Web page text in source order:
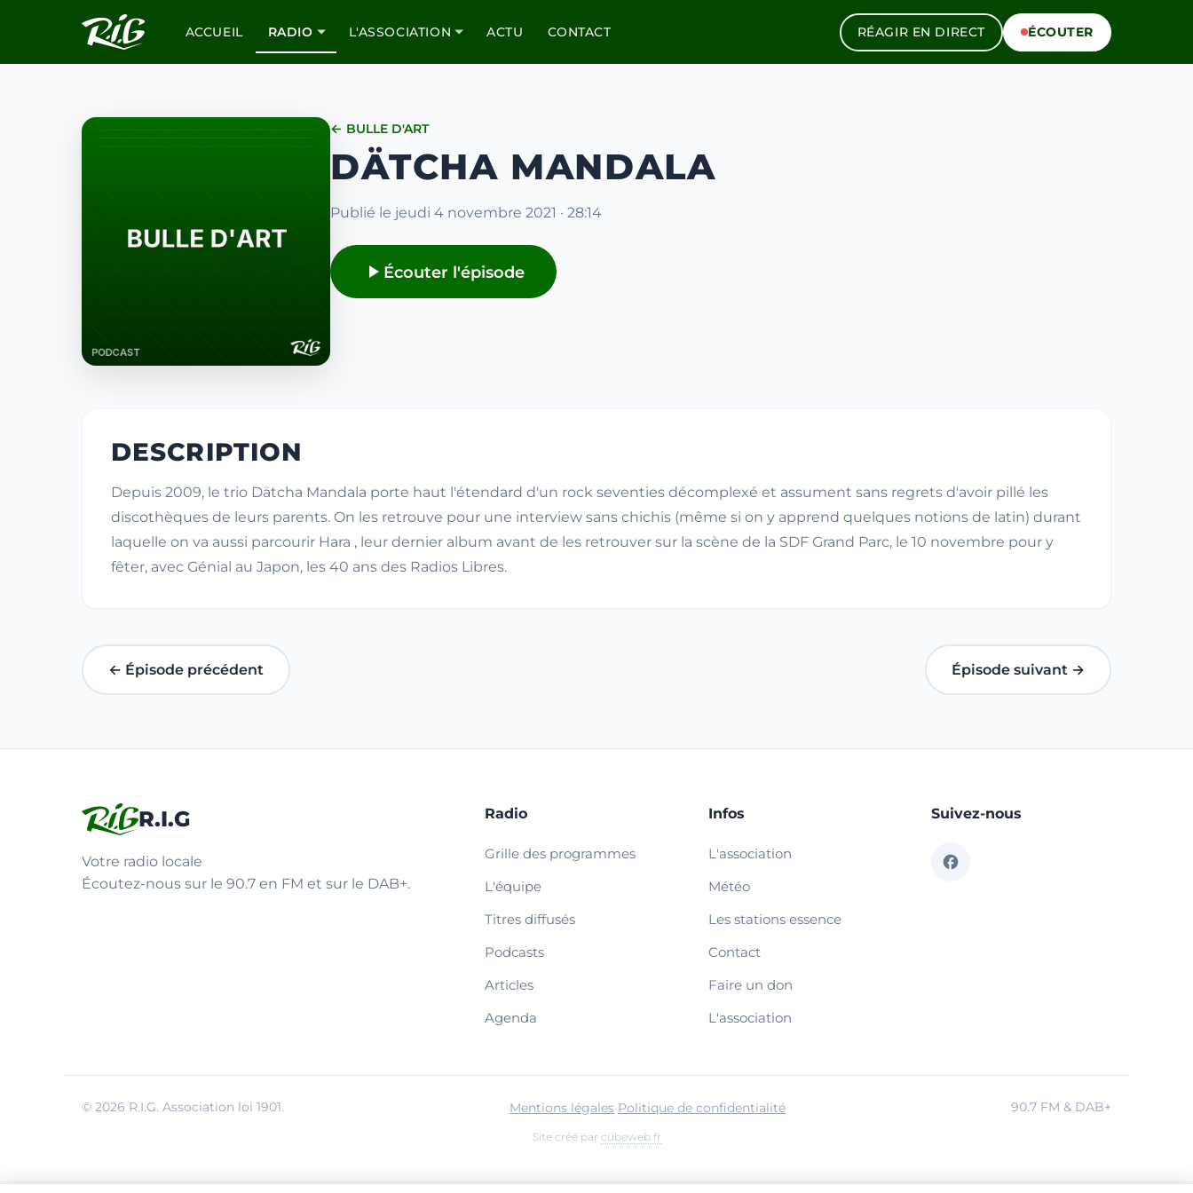
ACCUEIL RADIO L'ASSOCIATION ACTU CONTACT RÉAGIR EN DIRECT ÉCOUTER
← BULLE D'ART
DÄTCHA MANDALA
Publié le jeudi 4 novembre 2021 · 28:14
Écouter l'épisode
DESCRIPTION
Depuis 2009, le trio Dätcha Mandala porte haut l'étendard d'un rock seventies décomplexé et assument sans regrets d'avoir pillé les
discothèques de leurs parents. On les retrouve pour une interview sans chichis (même si on y apprend quelques notions de latin) durant
laquelle on va aussi parcourir Hara , leur dernier album avant de les retrouver sur la scène de la SDF Grand Parc, le 10 novembre pour y
fêter, avec Génial au Japon, les 40 ans des Radios Libres.
← Épisode précédent Épisode suivant →
R.I.G
Votre radio locale
Écoutez-nous sur le 90.7 en FM et sur le DAB+.
Radio
Grille des programmes
L'équipe
Titres diffusés
Podcasts
Articles
Agenda
Infos
L'association
Météo
Les stations essence
Contact
Faire un don
L'association
Suivez-nous
© 2026 R.I.G. Association loi 1901. Mentions légales·Politique de confidentialité 90.7 FM & DAB+
Site créé par cubeweb.fr